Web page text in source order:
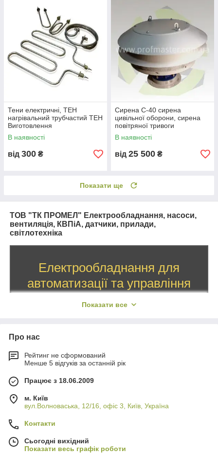
Тени електричні, ТЕН
нагрівальний трубчастий ТЕН
Виготовлення
В наявності
від 300 ₴
Сирена С-40 сирена
цивільної оборони, сирена
повітряної тривоги
В наявності
від 25 500 ₴
Показати ще
ТОВ "ТК ПРОМЕЛ" Електрообладнання, насоси,
вентиляція, КВПіА, датчики, прилади,
світлотехніка
Електрообладнання для
автоматизації та управління
ТОВ «ТК ПРОМЕЛ» надає великий асортимент
до промислового обладнання, елементи управління,
насосного обладнання, а також контрольно-
вимірювальних приладів і приладів для автоматизації.
Тільки сертифіковані товари від відомих перевірених
У каталог
Про нас в цифрах
Показати все
Про нас
Рейтинг не сформований
Менше 5 відгуків за останній рік
Працює з 18.06.2009
м. Київ
вул.Волноваська, 12/16, офіс 3, Київ, Україна
Контакти
Сьогодні вихідний
Показати весь графік роботи